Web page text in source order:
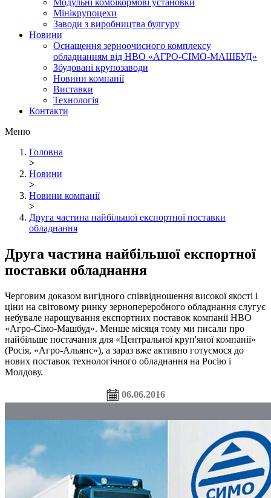
Мінікрупоцехи
Заводи з виробництва булгуру
Новини
Оснащення зерноочисного комплексу
обладнанням від НВО «АГРО-СІМО-МАШБУД»
Збудовані крупозаводи
Новини компанії
Виставки
Технологія
Контакти
Меню
Головна
>
Новини
>
Новини компанії
>
Друга частина найбільшої експортної поставки
обладнання
Друга частина найбільшої експортної
поставки обладнання
Черговим доказом вигідного співвідношення високої якості і
ціни на світовому ринку зернопереробного обладнання слугує
небувале нарощування експортних поставок компанії НВО
«Агро-Сімо-Машбуд». Менше місяця тому ми писали про
найбільше постачання для «Центральної круп'яної компанії»
(Росія, «Агро-Альянс»), а зараз вже активно готуємося до
нових поставок технологічного обладнання на Росію і
Молдову.
06.06.2016